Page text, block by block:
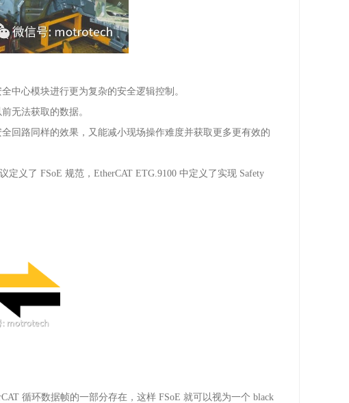
中心模块进行更为复杂的安全逻辑控制。
无法获取的数据。
回路同样的效果，又能减小现场操作难度并获取更多更有效的
定义了 FSoE 规范， EtherCAT ETG.9100 中定义了实现 Safety
循环数据帧的一部分存在，这样 FSoE 就可以视为一个 black